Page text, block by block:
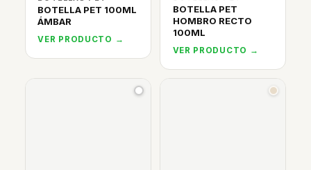
BOTELLA PET 100ML
ÁMBAR
VER PRODUCTO →
BOTELLA PET
HOMBRO RECTO
100ML
VER PRODUCTO →